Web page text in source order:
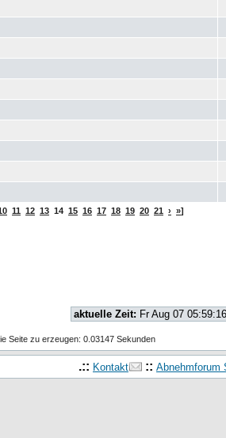
11 12 13 14 15 16 17 18 19 20 21 › »]
aktuelle Zeit: Fr Aug 07
Seite zu erzeugen: 0.03147 Sekunden
.:: Kontakt :: Abnehmforum